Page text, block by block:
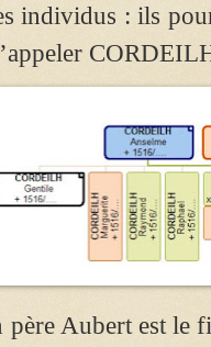
individus : ils
père Aubert est